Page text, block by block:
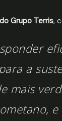
Grupo Terris,
a
mais
e